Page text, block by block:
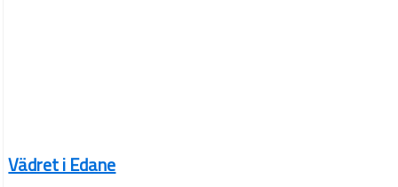
Vädret i Edane